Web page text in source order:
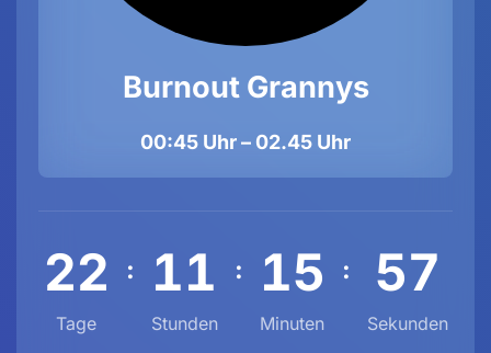
Burnout Grannys
00:45 Uhr – 02.45 Uhr
22
Tage
: 11
Stunden
: 15
Minuten
: 54
Sekunden